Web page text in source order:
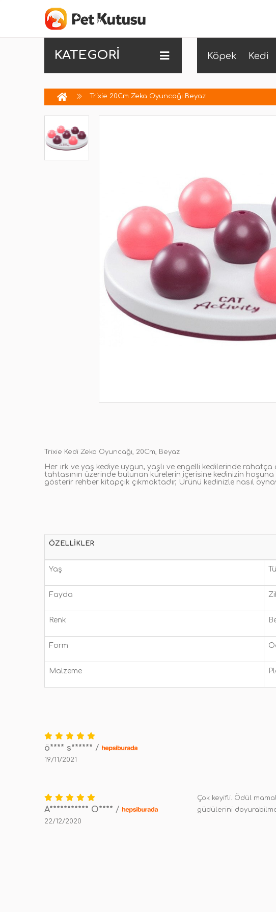
KATEGORİ Köpek Kedi
Trixie 20Cm Zeka Oyuncağı Beyaz
Trixie Kedi Zeka Oyuncağı, 20Cm, Beyaz
Her ırk ve yaş kediye uygun, yaşlı ve engelli kedilerinde
tahtasının üzerinde bulunan kürelerin içerisine kedinizin
gösterir rehber kitapçık çıkmaktadır, Ürünü kedinizle nasıl
ÖZELLIKLER
Yaş
Fayda
Renk
Form
Malzeme
ö**** s****** /
19/11/2021
A*********** O**** /
22/12/2020
Çok keyifli. Ödül
güdülerini